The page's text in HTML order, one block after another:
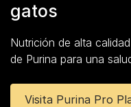
gatos
Nutrición de alta
de Purina para una
Visita Purina Pro